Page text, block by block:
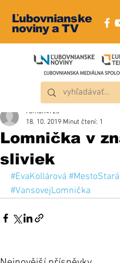
Ľubovnianske
noviny a TV
Lomnička v
sliviek
roman4723
18. 10. 2019 Minut čtení: 1
#EvaKollárová
#VansovejLomnička